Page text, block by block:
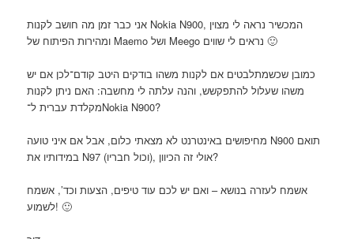
אני כבר זמן מה חושב לקנות Nokia N900, המכשיר נראה לי מצוין
ומהירות הפיתוח של Maemo ושל Meego נראים לי שווים 🙂
כמובן שכשמתלבטים אם לקנות משהו בודקים היטב קודם־לכן אם יש
משהו שעלול להתפקשש, והנה עלתה לי מחשבה: האם ניתן לקנות
מקלדת עברית ל־Nokia N900?
מחיפושים באינטרנט לא מצאתי כלום, אבל אם איני טועה N900 תואם
במידותיו את N97 (וכול חבריו), אולי זה הכיוון?
אשמח לעזרה בנושא – ואם יש לכם עוד טיפים, הצעות וכד’, אשמח
לשמוע! 🙂